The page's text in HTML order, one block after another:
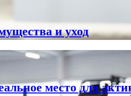
и уход
место для